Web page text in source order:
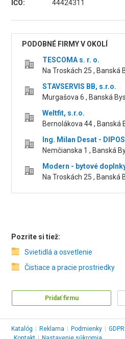
IČO:
44424311
PODOBNÉ FIRMY V OKOLÍ
TESCOMA s. r. o.
Na Troskách 25 , Banská
STAVSERVIS BB, s.r.o.
Murgašova 6 , Banská
Weltfit, s.r.o.
Bernolákova 44 , Banská
Ing. Milan Desat - DIPOS
Nemčianska 1 , Banská
Modern - bytové
Na Troskách 25 , Banská
Pozrite si tiež:
Svietidlá a osvetlenie
Čistiace a pracie prostriedky
Pridať firmu
Katalóg Reklama Podmienky GDPR